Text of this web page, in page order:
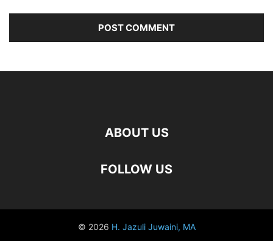
ABOUT US
FOLLOW US
© 2026 H. Jazuli Juwaini, MA